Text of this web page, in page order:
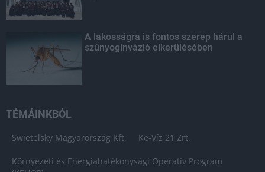
A lakosságra is fontos szerep hárul a
szúnyoginvázió elkerülésében
TÉMÁINKBÓL
Swietelsky Magyarország Kft. Ke-Víz 21 Zrt.
Környezeti és Energiahatékonysági Operatív Program